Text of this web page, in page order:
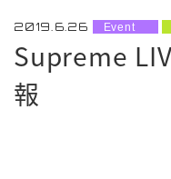
2019.6.26 Event
Supreme
報